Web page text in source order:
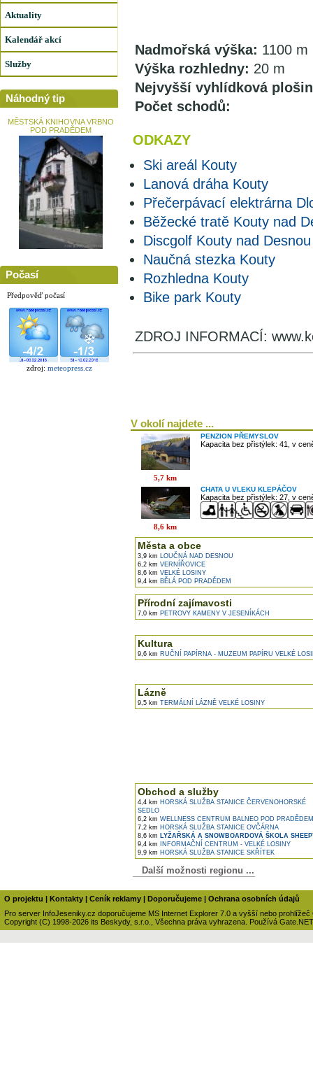
Aktuality
Kalendář akcí
Služby
Náhodný tip
MĚSTSKÁ KNIHOVNA VRBNO
POD PRADĚDEM
Počasí
Předpověď počasí
zdroj: meteopress.cz
Nadmořská výška: 1100 m
Výška rozhledny: 20 m
Nejvyšší vyhlídková
Počet schodů:
ODKAZY
Ski areál Kouty
Lanová dráha Kouty
Přečerpávací elektrárna
Běžecké tratě Kouty nad
Discgolf Kouty nad Desnou
Naučná stezka Kouty
Rozhledna Kouty
Bike park Kouty
ZDROJ INFORMACÍ:
V okolí najdete ...
5,7 km
PENZION PŘEMYSLOV
Kapacita bez přistýlek: 41, v
8,6 km
CHATA U VLEKU KLEPÁČOV
Kapacita bez přistýlek: 27, v
Města a obce
3,9 km LOUČNÁ NAD DESNOU
6,2 km VERNÍŘOVICE
8,6 km VELKÉ LOSINY
9,4 km BĚLÁ POD PRADĚDEM
Přírodní zajímavosti
7,0 km PETROVY KAMENY V JESENÍKÁCH
Kultura
9,6 km RUČNÍ PAPÍRNA - MUZEUM PAPÍRU VELKÉ
Lázně
9,5 km TERMÁLNÍ LÁZNĚ VELKÉ LOSINY
Obchod a služby
4,4 km HORSKÁ SLUŽBA STANICE ČERVENOHORSKÉ
SEDLO
6,2 km WELLNESS CENTRUM BALNEO POD PRADĚDEM
7,2 km HORSKÁ SLUŽBA STANICE OVČÁRNA
8,6 km LYŽAŘSKÁ A SNOWBOARDOVÁ ŠKOLA
9,4 km INFORMAČNÍ CENTRUM - VELKÉ LOSINY
9,9 km HORSKÁ SLUŽBA STANICE SKŘÍTEK
Další možnosti regionu ...
O projektu | Kontakty | Ceník reklamy | Doporučujeme | Ochrana osobních údajů
Pro server InfoJeseniky.cz doporučujeme MS Internet Explorer 7.0 a vyšší nebo prohlížeč
Copyright (C) 1998-2026 its Beskydy, s.r.o., Všechna práva vyhrazena. Používá